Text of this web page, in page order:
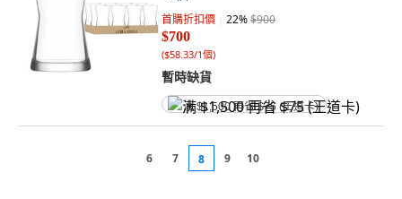
首購折扣價 22%$900
$700
($58.33/1個)
暫時缺貨
满 $1,500 再省 $75 (王道卡)
6 7 8 9 10